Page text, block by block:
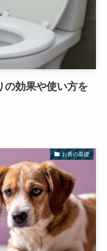
の効果や使い方を
お香の基礎